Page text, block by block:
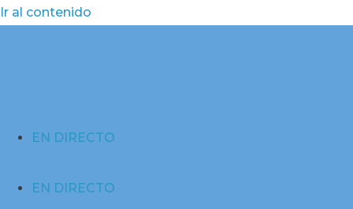
Ir al contenido
EN DIRECTO
EN DIRECTO